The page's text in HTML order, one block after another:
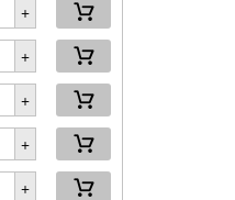
+
+
+
+
+